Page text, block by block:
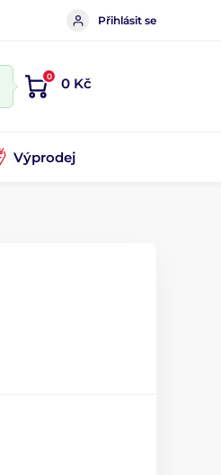
Přihlásit se
0 0 Kč
Výprodej